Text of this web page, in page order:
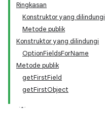
Ringkasan
Konstruktor yang dilindungi
Metode publik
Konstruktor yang dilindungi
OptionFieldsForName
Metode publik
getFirstField
getFirstObject